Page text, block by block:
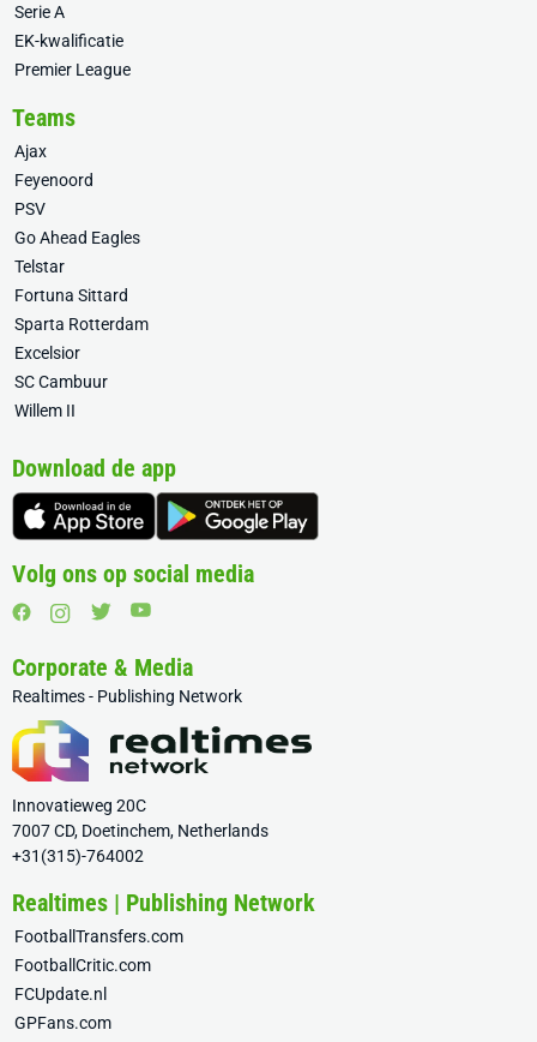
Serie A
EK-kwalificatie
Premier League
Teams
Ajax
Feyenoord
PSV
Go Ahead Eagles
Telstar
Fortuna Sittard
Sparta Rotterdam
Excelsior
SC Cambuur
Willem II
Download de app
Volg ons op social media
Corporate & Media
Realtimes - Publishing Network
Innovatieweg 20C
7007 CD, Doetinchem, Netherlands
+31(315)-764002
Realtimes | Publishing Network
FootballTransfers.com
FootballCritic.com
FCUpdate.nl
GPFans.com